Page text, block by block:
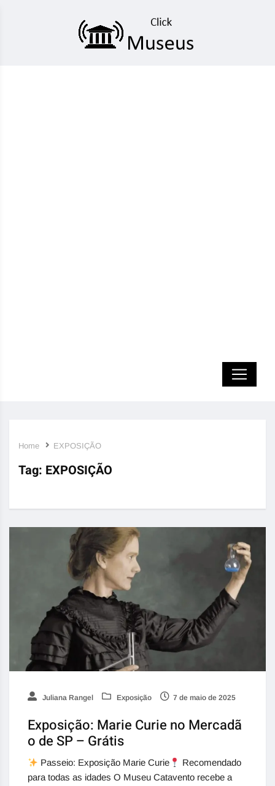
Home EXPOSIÇÃO
Tag: EXPOSIÇÃO
Juliana Rangel Exposição 7 de maio de 2025
Exposição: Marie Curie no Mercadã
o de SP – Grátis
Passeio: Exposição Marie Curie
Recomendado
para todas as idades O Museu Catavento recebe a